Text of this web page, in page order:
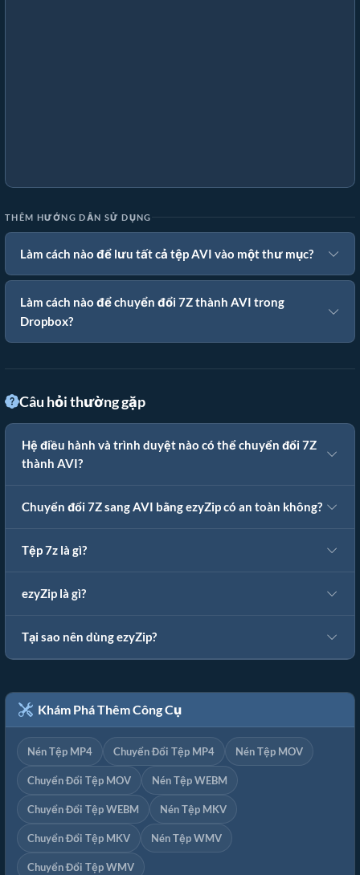
THÊM HƯỚNG DẪN SỬ DỤNG
Làm cách nào để lưu tất cả tệp AVI vào một thư mục?
Làm cách nào để chuyển đổi 7Z thành AVI trong
Dropbox?
Câu hỏi thường gặp
Hệ điều hành và trình duyệt nào có thể chuyển đổi 7Z
thành AVI?
Chuyển đổi 7Z sang AVI bằng ezyZip có an toàn không?
Tệp 7z là gì?
ezyZip là gì?
Tại sao nên dùng ezyZip?
Khám Phá Thêm Công Cụ
Nén Tệp MP4 Chuyển Đổi Tệp MP4 Nén Tệp MOV
Chuyển Đổi Tệp MOV Nén Tệp WEBM
Chuyển Đổi Tệp WEBM Nén Tệp MKV
Chuyển Đổi Tệp MKV Nén Tệp WMV
Chuyển Đổi Tệp WMV